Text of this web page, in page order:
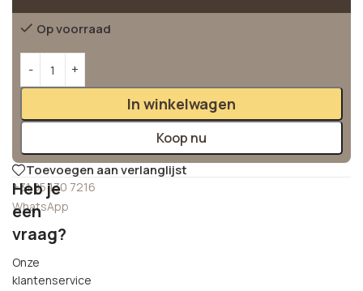
Op voorraad
In winkelwagen
Koop nu
Toevoegen aan verlanglijst
+31 85 130 7216
WhatsApp
Heb je
een
vraag?
Onze
klantenservice